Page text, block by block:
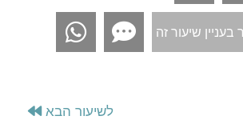
בעניין שיעור זה
לשיעור הבא